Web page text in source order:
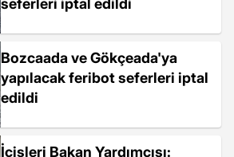
seferleri iptal edildi
Bozcaada ve Gökçeada'ya
yapılacak feribot seferleri iptal
edildi
İçişleri Bakan Yardımcısı: